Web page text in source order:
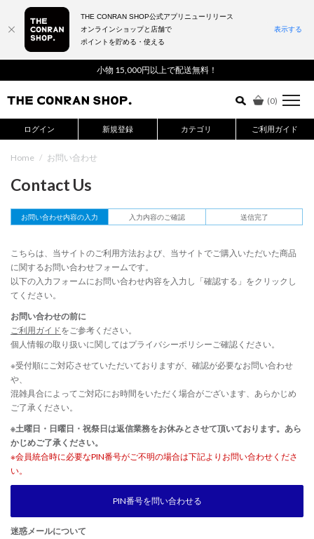
小物 15,000円以上で配送無料！
(0)
ログイン 新規登録 カテゴリ ご利用ガイド
詳細検索はこちら
Home / お問い合わせ
Contact Us
お問い合わせ内容の入力 入力内容のご確認 送信完了
こちらは、当サイトのご利用方法および、当サイトでご購入いただいた商品
に関するお問い合わせフォームです。
以下の入力フォームにお問い合わせ内容を入力し「確認する」をクリックし
てください。
お問い合わせの前に
ご利用ガイドをご参考ください。
個人情報の取り扱いに関してはプライバシーポリシーご確認ください。
※受付順にご対応させていただいておりますが、確認が必要なお問い合わせ
や、
混雑具合によってご対応にお時間をいただく場合がございます、あらかじめ
ご了承ください。
※土曜日・日曜日・祝祭日は返信業務をお休みとさせて頂いております。あら
かじめご了承ください。
※会員統合時に必要なPIN番号がご不明の場合は下記よりお問い合わせくださ
い。
PIN番号を問い合わせる
迷惑メールについて
THE CONRAN SHOP公式アプリニューリリース
オンラインショップと店舗で
ポイントを貯める・使える
表示する